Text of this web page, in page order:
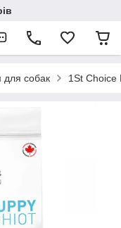
для собак 1St Choice